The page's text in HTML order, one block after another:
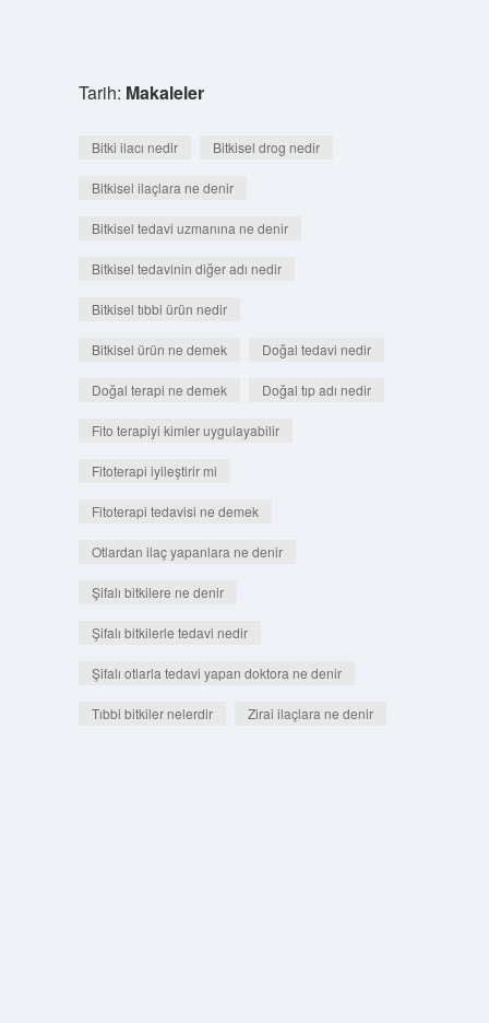
Tarih: Makaleler
Bitki ilacı nedir Bitkisel drog nedir
Bitkisel ilaçlara ne denir
Bitkisel tedavi uzmanına ne denir
Bitkisel tedavinin diğer adı nedir
Bitkisel tıbbi ürün nedir
Bitkisel ürün ne demek Doğal tedavi nedir
Doğal terapi ne demek Doğal tıp adı nedir
Fito terapiyi kimler uygulayabilir
Fitoterapi iyileştirir mi
Fitoterapi tedavisi ne demek
Otlardan ilaç yapanlara ne denir
Şifalı bitkilere ne denir
Şifalı bitkilerle tedavi nedir
Şifalı otlarla tedavi yapan doktora ne denir
Tıbbi bitkiler nelerdir Zirai ilaçlara ne denir